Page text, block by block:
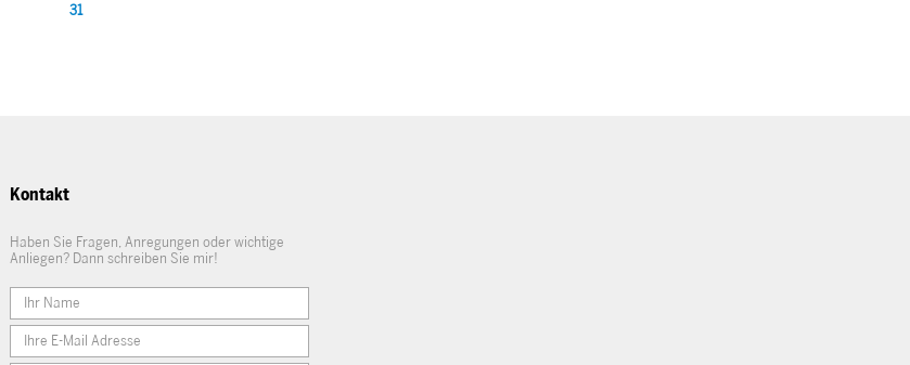
31
Kontakt
Haben Sie Fragen, Anregungen oder wichtige
Anliegen? Dann schreiben Sie mir!